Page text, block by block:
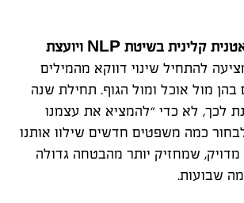
קלינית בשיטת
ויועצת
להתחיל שינוי דווקא מהמילים
מול אוכל ומול הגוף. תחילת שנה
לכך, לא כדי “להמציא את עצמנו
כמה משפטים חדשים שילוו אותנו
מדויק, שמחזיק יותר מהבטחה גדולה
שבועות.